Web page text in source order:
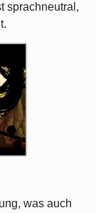
sprachneutral,
was auch